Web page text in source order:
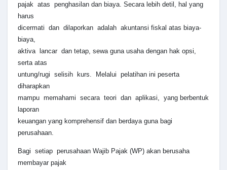
pajak atas penghasilan dan biaya. Secara lebih detil, hal yang
harus
dicermati dan dilaporkan adalah akuntansi fiskal atas biaya-
biaya,
aktiva lancar dan tetap, sewa guna usaha dengan hak opsi,
serta atas
untung/rugi selisih kurs. Melalui pelatihan ini peserta
diharapkan
mampu memahami secara teori dan aplikasi, yang berbentuk
laporan
keuangan yang komprehensif dan berdaya guna bagi
perusahaan.
Bagi setiap perusahaan Wajib Pajak (WP) akan berusaha
membayar pajak